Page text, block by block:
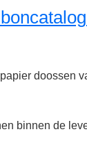
doossen
binnen de